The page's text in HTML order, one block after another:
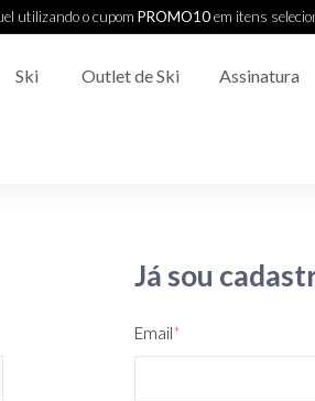
utilizando o cupom PROMO10em itens
Ski Outlet de Ski Assinatura
Já sou
Email*